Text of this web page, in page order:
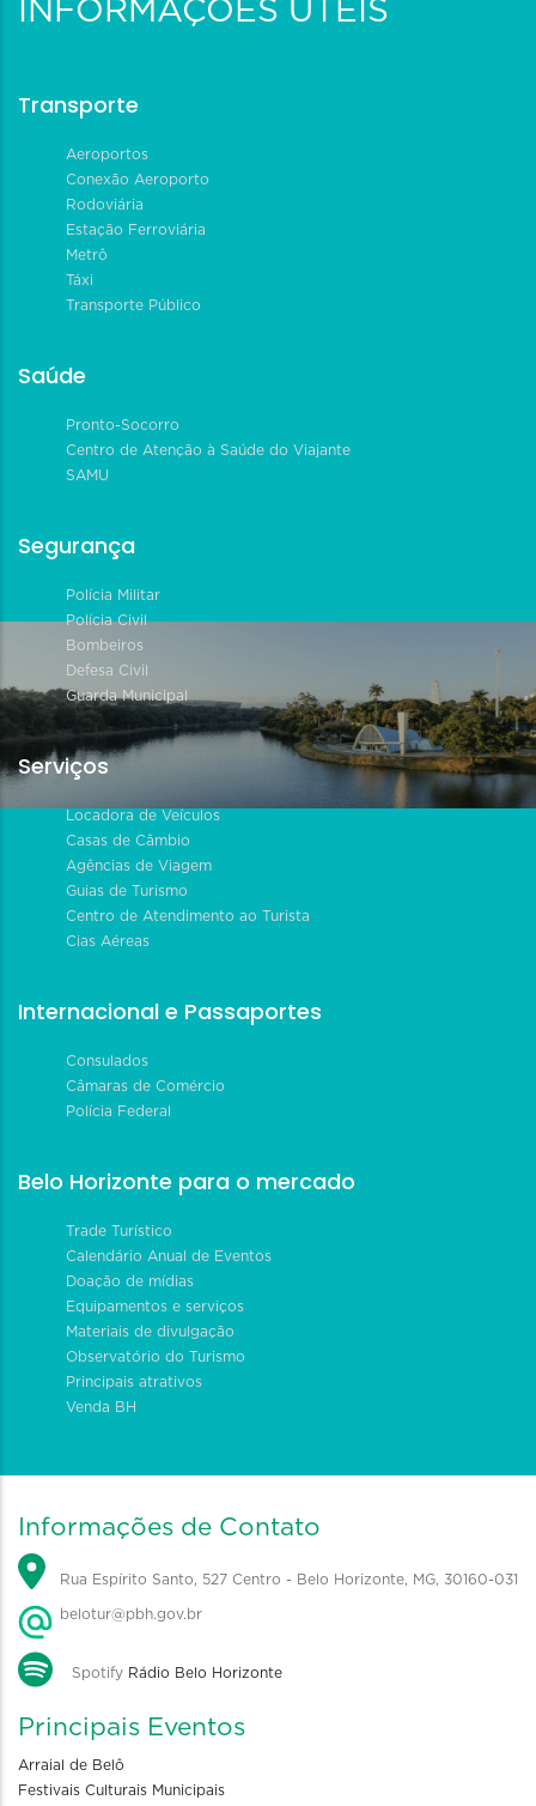
INFORMAÇÕES ÚTEIS
Transporte
Aeroportos
Conexão Aeroporto
Rodoviária
Estação Ferroviária
Metrô
Táxi
Transporte Público
Saúde
Pronto-Socorro
Centro de Atenção à Saúde do Viajante
SAMU
Segurança
Polícia Militar
Polícia Civil
Bombeiros
Defesa Civil
Guarda Municipal
Serviços
Locadora de Veículos
Casas de Câmbio
Agências de Viagem
Guias de Turismo
Centro de Atendimento ao Turista
Cias Aéreas
Internacional e Passaportes
Consulados
Câmaras de Comércio
Polícia Federal
Belo Horizonte para o mercado
Trade Turístico
Calendário Anual de Eventos
Doação de mídias
Equipamentos e serviços
Materiais de divulgação
Observatório do Turismo
Principais atrativos
Venda BH
Informações de Contato
Rua Espírito Santo, 527 Centro - Belo Horizonte, MG, 30160-031
belotur@pbh.gov.br
Spotify Rádio Belo Horizonte
Principais Eventos
Arraial de Belô
Festivais Culturais Municipais